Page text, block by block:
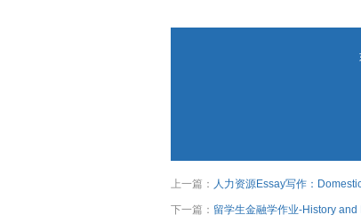
上一篇： 人力资源Essay写作：
下一篇： 留学生金融学作业-History